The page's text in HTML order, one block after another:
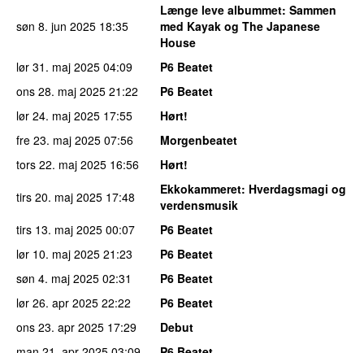
søn 8. jun 2025 18:35
Længe leve albummet: Sammen
med Kayak og The Japanese
House
lør 31. maj 2025 04:09
P6 Beatet
ons 28. maj 2025 21:22
P6 Beatet
lør 24. maj 2025 17:55
Hørt!
fre 23. maj 2025 07:56
Morgenbeatet
tors 22. maj 2025 16:56
Hørt!
tirs 20. maj 2025 17:48 Ekkokammeret: Hverdagsmagi og
verdensmusik
tirs 13. maj 2025 00:07
P6 Beatet
lør 10. maj 2025 21:23
P6 Beatet
søn 4. maj 2025 02:31
P6 Beatet
lør 26. apr 2025 22:22
P6 Beatet
ons 23. apr 2025 17:29
Debut